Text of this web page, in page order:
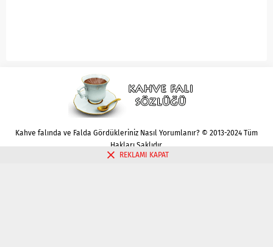
Kahve falında ve Falda Gördükleriniz Nasıl Yorumlanır? © 2013-2024 Tüm
Hakları Saklıdır.
REKLAMI KAPAT